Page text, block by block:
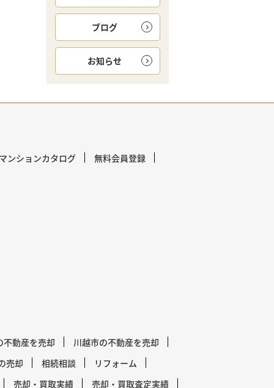
ブログ
お知らせ
ンションカタログ 無料会員登録
不動産を売却
川越市の不動産を売却
売却
相続相談
リフォーム
売却・買取実績
売却・買取査定実績